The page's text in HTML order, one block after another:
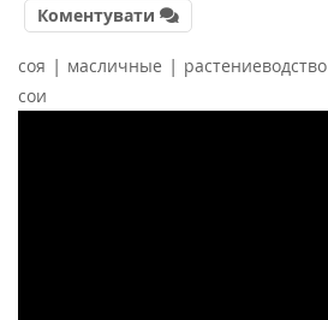
Коментувати
соя | масличные | растениеводство
сои